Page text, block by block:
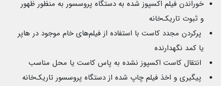
خوراندن فیلم اکسپوز شده به دستگاه پروسسور به منظور ظهور
و ثبوت تاریک‌خانه
پرکردن مجدد کاست با استفاده از فیلم‌های خام موجود در هاپر
یا کمد نگهدارنده
انتقال کاست اکسپوز نشده به پاس کاست یا محل مناسب
پیگیری و اخذ فیلم چاپ شده از دستگاه پروسسور تاریک‌خانه